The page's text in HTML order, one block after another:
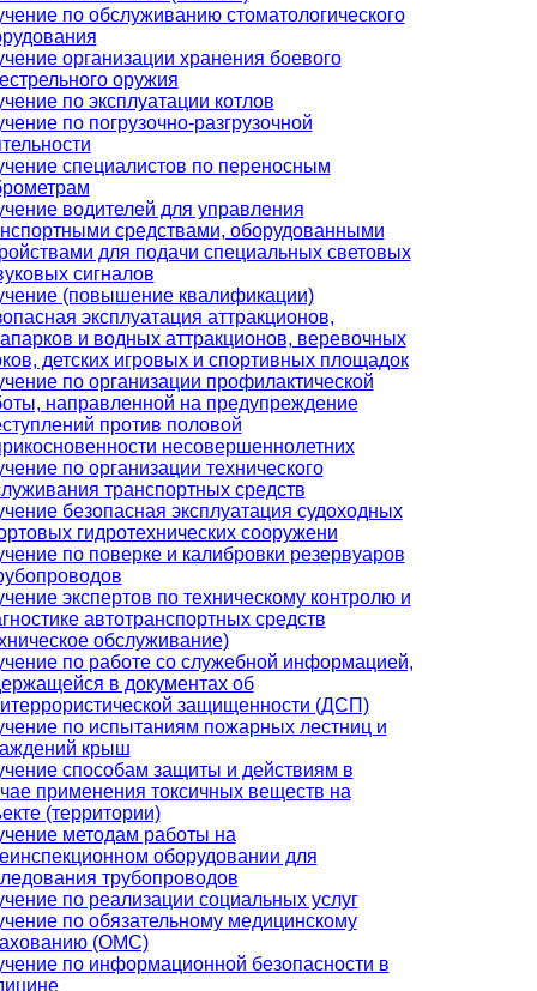
по обслуживанию стоматологического
организации хранения боевого
оружия
по эксплуатации котлов
по погрузочно-разгрузочной
специалистов по переносным
водителей для управления
средствами, оборудованными
для подачи специальных световых
сигналов
(повышение квалификации)
эксплуатация аттракционов,
и водных аттракционов, веревочных
детских игровых и спортивных площадок
по организации профилактической
направленной на предупреждение
против половой
несовершеннолетних
по организации технического
транспортных средств
безопасная эксплуатация судоходных
гидротехнических сооружени
по поверке и калибровки резервуаров
экспертов по техническому контролю и
автотранспортных средств
обслуживание)
по работе со служебной информацией,
в документах об
защищенности (ДСП)
по испытаниям пожарных лестниц и
крыш
способам защиты и действиям в
применения токсичных веществ на
(территории)
методам работы на
оборудовании для
трубопроводов
по реализации социальных услуг
по обязательному медицинскому
(ОМС)
по информационной безопасности в